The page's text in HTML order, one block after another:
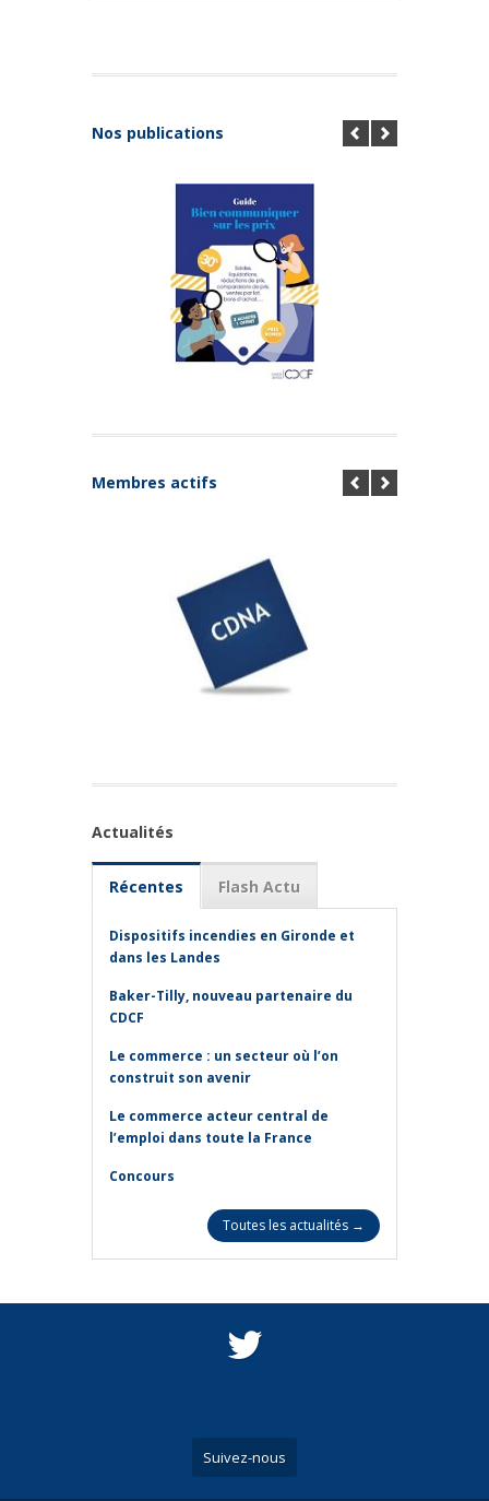
Nos publications
Membres actifs
Actualités
Récentes Flash Actu
Dispositifs incendies en Gironde et
dans les Landes
Baker-Tilly, nouveau partenaire du
CDCF
Le commerce : un secteur où l’on
construit son avenir
Le commerce acteur central de
l’emploi dans toute la France
Concours
Toutes les actualités →
Suivez-nous